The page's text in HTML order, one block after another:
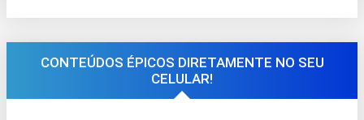
CONTEÚDOS ÉPICOS DIRETAMENTE NO SEU
CELULAR!